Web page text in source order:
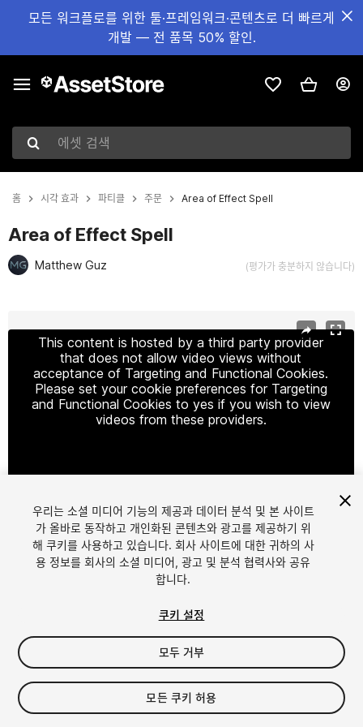
모든 워크플로를 위한 툴·프레임워크·콘텐츠로 더 빠르게
개발 — 전 품목 50% 할인.
에셋 검색
홈 시각 효과 파티클 주문 Area of Effect Spell
Area of Effect Spell
Matthew Guz (평가가 충분하지 않습니다)
This content is hosted by a third party provider
that does not allow video views without
acceptance of Targeting and Functional Cookies.
Please set your cookie preferences for Targeting
and Functional Cookies to yes if you wish to view
videos from these providers.
1/19
$11
세금/부가세는 결제 시 반영됩니다.
우리는 소셜 미디어 기능의 제공과 데이터 분석 및 본 사이트
가 올바로 동작하고 개인화된 콘텐츠와 광고를 제공하기 위
해 쿠키를 사용하고 있습니다. 회사 사이트에 대한 귀하의 사
용 정보를 회사의 소셜 미디어, 광고 및 분석 협력사와 공유
합니다.
쿠키 설정
모두 거부
모든 쿠키 허용